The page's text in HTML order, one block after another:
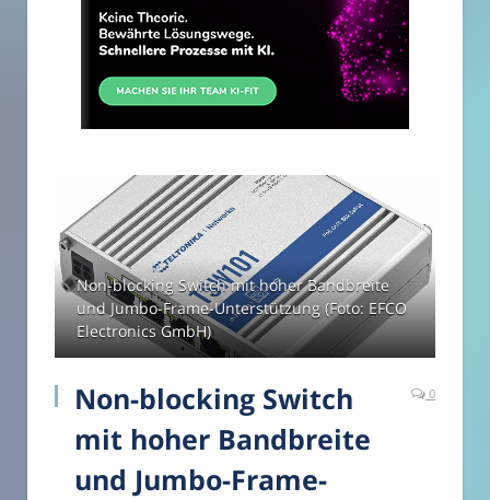
Non-blocking Switch mit hoher Bandbreite
und Jumbo-Frame-Unterstützung (Foto: EFCO
Electronics GmbH)
Non-blocking Switch
mit hoher Bandbreite
und Jumbo-Frame-
0